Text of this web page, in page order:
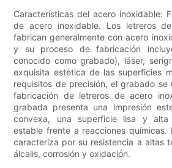
Características del acero inoxidable:
de acero inoxidable. Los letreros
fabrican generalmente con acero
y su proceso de fabricación
conocido como grabado), láser,
exquisita estética de las superficies
requisitos de precisión, el grabado se
fabricación de letreros de acero
grabada presenta una impresión
convexa, una superficie lisa y alta
estable frente a reacciones químicas.
caracteriza por su resistencia a altas
álcalis, corrosión y oxidación.